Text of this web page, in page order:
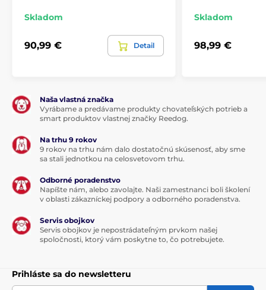
Pre velké psy
Skladom
90,99 € Detail
Skladom
98,99 €
Naša vlastná značka
Vyrábame a predávame produkty chovateľských potrieb a
smart produktov vlastnej značky Reedog.
Na trhu 9 rokov
9 rokov na trhu nám dalo dostatočnú skúsenosť, aby sme
sa stali jednotkou na celosvetovom trhu.
Odborné poradenstvo
Napíšte nám, alebo zavolajte. Naši zamestnanci boli školení
v oblasti zákazníckej podpory a odborného poradenstva.
Servis obojkov
Servis obojkov je nepostrádateľným prvkom našej
spoločnosti, ktorý vám poskytne to, čo potrebujete.
Prihláste sa do newsletteru